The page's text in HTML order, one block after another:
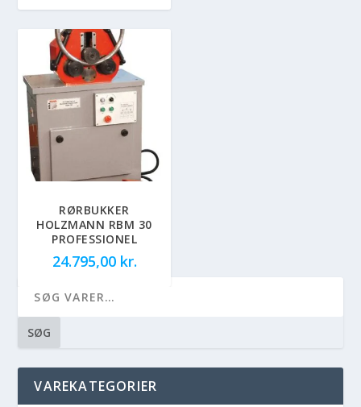
RØRBUKKER
HOLZMANN RBM 30
PROFESSIONEL
24.795,00 kr.
SØG
VAREKATEGORIER